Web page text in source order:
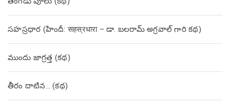
సహస్రధార (హిందీ: सहस्रधारा – డా. బలరామ్ అగ్రవాల్ గారి కథ)
ముందు జాగ్రత్త (క‌థ‌)
తీరం దాటిన… (క‌థ‌)